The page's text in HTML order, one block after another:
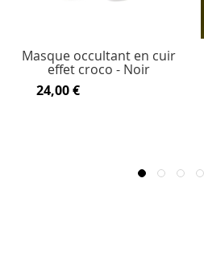
Masque occultant en cuir
effet croco - Noir
24,00 €